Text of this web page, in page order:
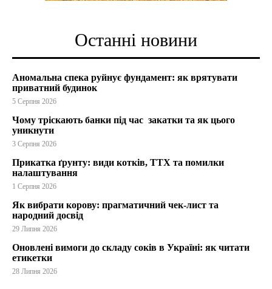
Останні новини
Аномальна спека руйнує фундамент: як врятувати
приватний будинок
5 Серпня 2026
Чому тріскають банки під час закатки та як цього
уникнути
3 Серпня 2026
Прикатка ґрунту: види котків, ТТХ та помилки
налаштування
1 Серпня 2026
Як вибрати корову: прагматичний чек-лист та
народний досвід
29 Липня 2026
Оновлені вимоги до складу соків в Україні: як читати
етикетки
28 Липня 2026